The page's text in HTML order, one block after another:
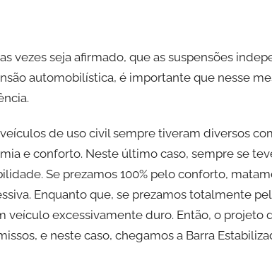
vezes seja afirmado, que as suspensões
automobilística, é importante que nesse
de uso civil sempre tiveram diversos
e conforto. Neste último caso, sempre se
Se prezamos 100% pelo conforto,
Enquanto que, se prezamos totalmente
veículo excessivamente duro. Então, o projeto
e neste caso, chegamos a Barra